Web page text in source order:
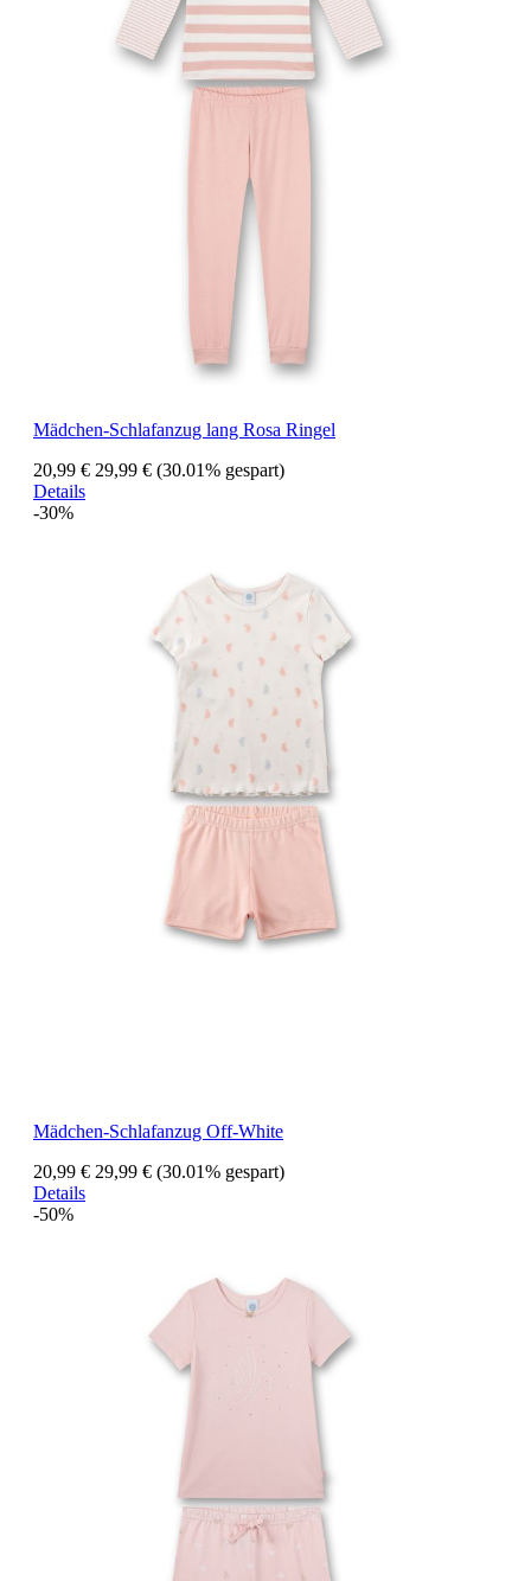
Mädchen-Schlafanzug lang Rosa Ringel
20,99 € 29,99 € (30.01% gespart)
Details
-30%
Mädchen-Schlafanzug Off-White
20,99 € 29,99 € (30.01% gespart)
Details
-50%